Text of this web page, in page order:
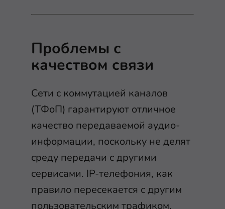
Проблемы с
качеством связи
Сети с коммутацией каналов
(ТФоП) гарантируют отличное
качество передаваемой аудио-
информации, поскольку не делят
среду передачи с другими
сервисами. IP-телефония, как
правило пересекается с другим
пользовательским трафиком,